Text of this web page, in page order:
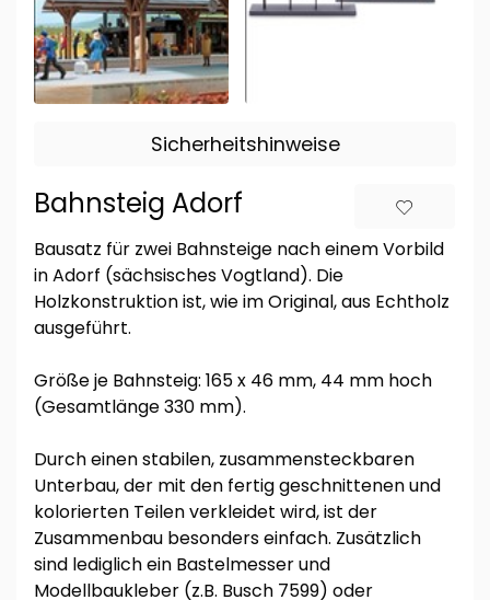
Sicherheitshinweise
Bahnsteig Adorf
Bausatz für zwei Bahnsteige nach einem Vorbild
in Adorf (sächsisches Vogtland). Die
Holzkonstruktion ist, wie im Original, aus Echtholz
ausgeführt.
Größe je Bahnsteig: 165 x 46 mm, 44 mm hoch
(Gesamtlänge 330 mm).
Durch einen stabilen, zusammensteckbaren
Unterbau, der mit den fertig geschnittenen und
kolorierten Teilen verkleidet wird, ist der
Zusammenbau besonders einfach. Zusätzlich
sind lediglich ein Bastelmesser und
Modellbaukleber (z.B. Busch 7599) oder